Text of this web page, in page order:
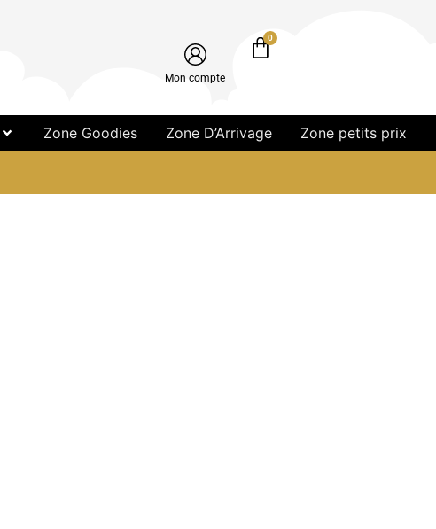
Mon compte
0
Zone Goodies Zone D’Arrivage Zone petits prix